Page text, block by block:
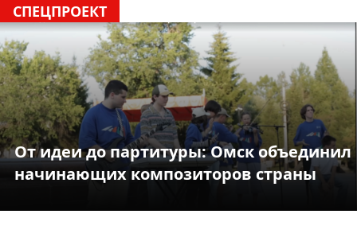
СПЕЦПРОЕКТ
От идеи до партитуры: Омск объединил
начинающих композиторов страны